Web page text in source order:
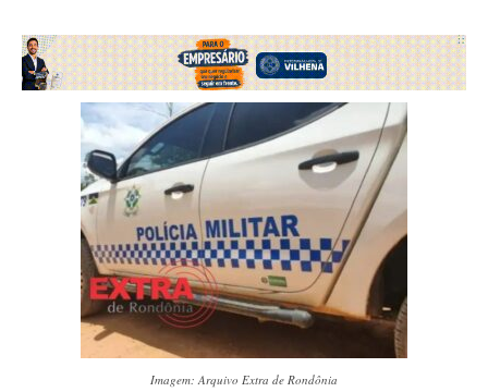
Imagem: Arquivo Extra de Rondônia